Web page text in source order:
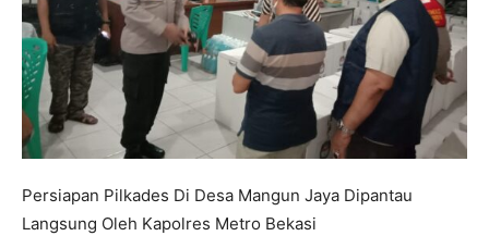
Persiapan Pilkades Di Desa Mangun Jaya Dipantau
Langsung Oleh Kapolres Metro Bekasi